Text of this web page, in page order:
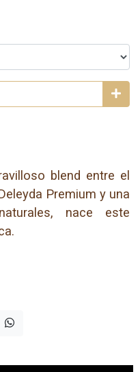
blend entre el
Premium y una
nace este